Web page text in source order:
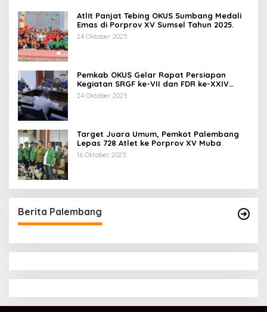
Atlit Panjat Tebing OKUS Sumbang Medali
Emas di Porprov XV Sumsel Tahun 2025.
24 Oktober 2025
Pemkab OKUS Gelar Rapat Persiapan
Kegiatan SRGF ke-VII dan FDR ke-XXIV
Tahun 2025
24 Oktober 2025
Target Juara Umum, Pemkot Palembang
Lepas 728 Atlet ke Porprov XV Muba
16 Oktober 2025
Berita Palembang